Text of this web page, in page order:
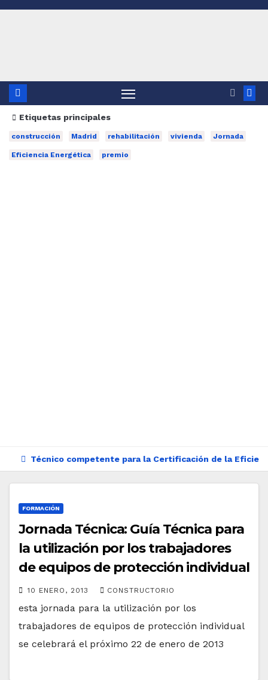
Saltar
Etiquetas principales
construcción Madrid rehabilitación vivienda Jornada
Eficiencia Energética premio
Técnico competente para la Certificación de la
FORMACIÓN
Jornada Técnica: Guía Técnica para
la utilización por los trabajadores
de equipos de protección individual
10 ENERO, 2013 CONSTRUCTORIO
esta jornada para la utilización por los
trabajadores de equipos de protección individual
se celebrará el próximo 22 de enero de 2013